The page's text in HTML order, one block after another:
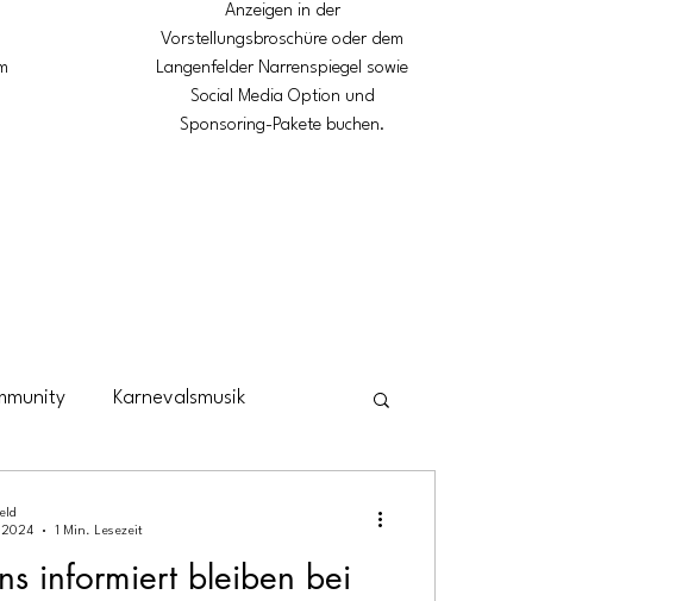
Anzeigen in der
Vorstellungsbroschüre oder dem
Langenfelder Narrenspiegel sowie
Social Media Option und
Sponsoring-Pakete buchen.
Karnevalsmusik
informiert bleiben bei
2024
1 Min. Lesezeit